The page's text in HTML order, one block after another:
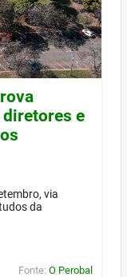
e
via
da
Fonte: O Perobal